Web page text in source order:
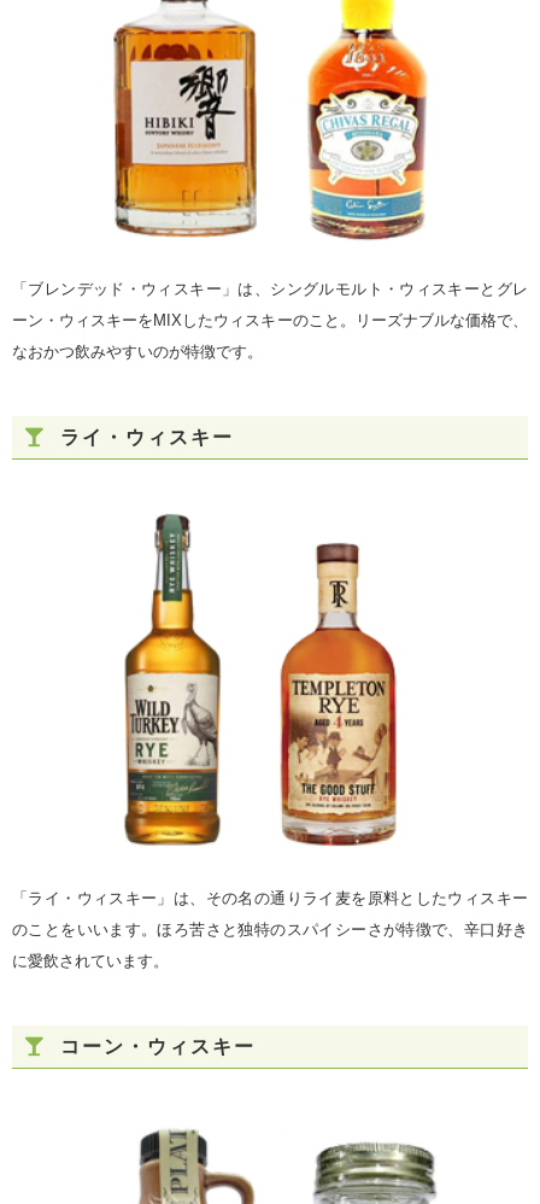
「ブレンデッド・ウィスキー」は、シングルモルト・ウィスキーとグレ
ーン・ウィスキーをMIXしたウィスキーのこと。リーズナブルな価格で、
なおかつ飲みやすいのが特徴です。
ライ・ウィスキー
「ライ・ウィスキー」は、その名の通りライ麦を原料としたウィスキー
のことをいいます。ほろ苦さと独特のスパイシーさが特徴で、辛口好き
に愛飲されています。
コーン・ウィスキー